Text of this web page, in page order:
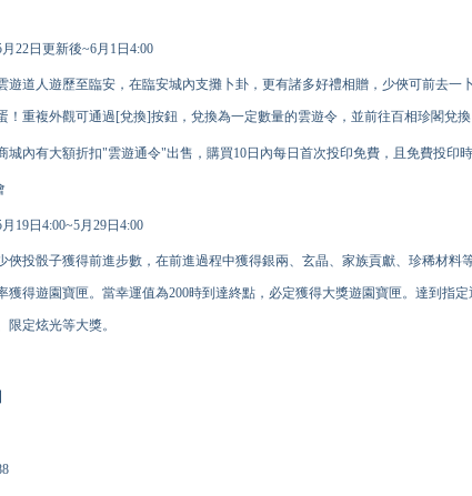
22日更新後~6月1日4:00
遊道人遊歷至臨安，在臨安城內支攤卜卦，更有諸多好禮相贈，少俠可前去一
！重複外觀可通過[兌換]按鈕，兌換為一定數量的雲遊令，並前往百相珍閣兌換
城內有大額折扣"雲遊通令"出售，購買10日內每日首次投印免費，且免費投印
19日4:00~5月29日4:00
俠投骰子獲得前進步數，在前進過程中獲得銀兩、玄晶、家族貢獻、珍稀材料
獲得遊園寶匣。當幸運值為200時到達終點，必定獲得大獎遊園寶匣。達到指
限定炫光等大獎。